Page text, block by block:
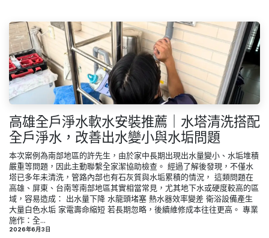
高雄全戶淨水軟水安裝推薦｜水塔清洗搭配
全戶淨水，改善出水變小與水垢問題
本次案例為南部地區的許先生，由於家中長期出現出水量變小、水垢堆積
嚴重等問題，因此主動聯繫全家潔協助檢查。 經過了解後發現，不僅水
塔已多年未清洗，管路內部也有石灰質與水垢累積的情況， 這類問題在
高雄、屏東、台南等南部地區其實相當常見，尤其地下水或硬度較高的區
域，容易造成： 出水量下降 水龍頭堵塞 熱水器效率變差 衛浴設備產生
大量白色水垢 家電壽命縮短 若長期忽略，後續維修成本往往更高。 專業
施作：全...
2026年6月3日